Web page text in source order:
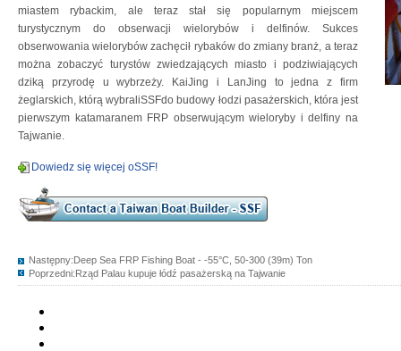
miastem rybackim, ale teraz stał się popularnym miejscem
turystycznym do obserwacji wielorybów i delfinów. Sukces
obserwowania wielorybów zachęcił rybaków do zmiany branż, a teraz
można zobaczyć turystów zwiedzających miasto i podziwiających
dziką przyrodę u wybrzeży. KaiJing i LanJing to jedna z firm
żeglarskich, którą wybraliSSFdo budowy łodzi pasażerskich, która jest
pierwszym katamaranem FRP obserwującym wieloryby i delfiny na
Tajwanie.
Dowiedz się więcej oSSF!
Następny:Deep Sea FRP Fishing Boat - -55°C, 50-300 (39m) Ton
Poprzedni:Rząd Palau kupuje łódź pasażerską na Tajwanie